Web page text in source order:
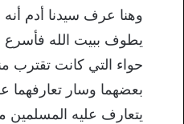
وهنا عرف سيدنا أدم أنه
يطوف ببيت الله فأسرع
حواء التي كانت تقترب
بعضهما وسار
يتعارف عليه المسلمين